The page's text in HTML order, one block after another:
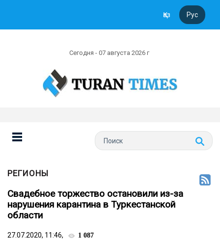
Қаз Рус
Сегодня - 07 августа 2026 г
РЕГИОНЫ
Свадебное торжество остановили из-за
нарушения карантина в Туркестанской
области
27.07.2020, 11:46, 1 087